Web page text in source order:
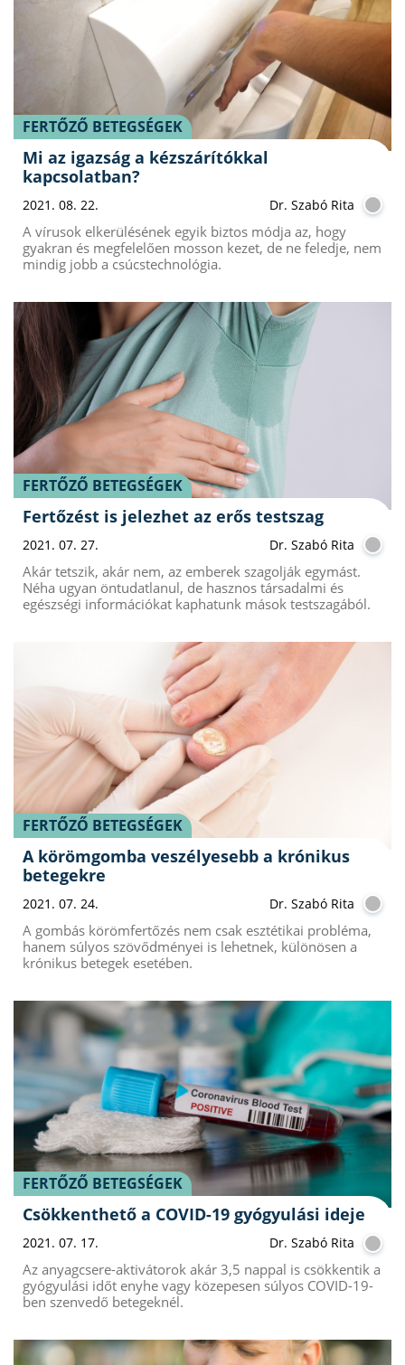
FERTŐZŐ BETEGSÉGEK
Mi az igazság a kézszárítókkal
kapcsolatban?
2021. 08. 22. Dr. Szabó Rita
A vírusok elkerülésének egyik biztos módja az, hogy
gyakran és megfelelően mosson kezet, de ne feledje, nem
mindig jobb a csúcstechnológia.
FERTŐZŐ BETEGSÉGEK
Fertőzést is jelezhet az erős testszag
2021. 07. 27. Dr. Szabó Rita
Akár tetszik, akár nem, az emberek szagolják egymást.
Néha ugyan öntudatlanul, de hasznos társadalmi és
egészségi információkat kaphatunk mások testszagából.
FERTŐZŐ BETEGSÉGEK
A körömgomba veszélyesebb a krónikus
betegekre
2021. 07. 24. Dr. Szabó Rita
A gombás körömfertőzés nem csak esztétikai probléma,
hanem súlyos szövődményei is lehetnek, különösen a
krónikus betegek esetében.
FERTŐZŐ BETEGSÉGEK
Csökkenthető a COVID-19 gyógyulási ideje
2021. 07. 17. Dr. Szabó Rita
Az anyagcsere-aktivátorok akár 3,5 nappal is csökkentik a
gyógyulási időt enyhe vagy közepesen súlyos COVID-19-
ben szenvedő betegeknél.